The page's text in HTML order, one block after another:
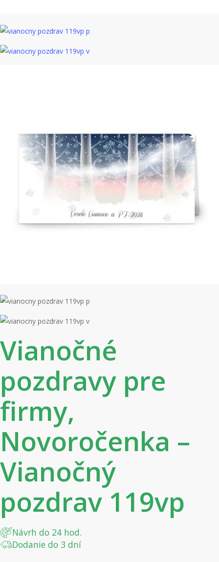
Vianočné
pozdravy pre
firmy,
Novoročenka –
Vianočný
pozdrav 119vp
Návrh do 24 hod.
Dodanie do 3 dní